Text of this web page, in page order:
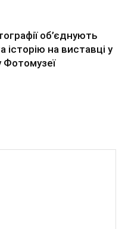
об’єднують
історію на виставці у
Фотомузеї